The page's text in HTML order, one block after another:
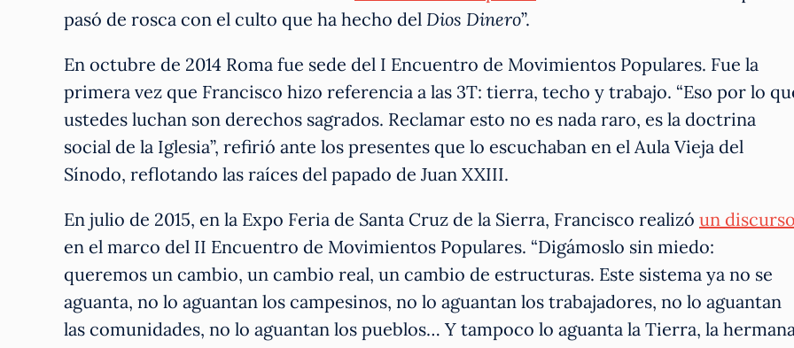
pasó de rosca con el culto que ha hecho del Dios Dinero”.
En octubre de 2014 Roma fue sede del I Encuentro de Movimientos Populares. Fue la
primera vez que Francisco hizo referencia a las 3T: tierra, techo y trabajo. “Eso por lo
ustedes luchan son derechos sagrados. Reclamar esto no es nada raro, es la doctrina
social de la Iglesia”, refirió ante los presentes que lo escuchaban en el Aula Vieja del
Sínodo, reflotando las raíces del papado de Juan XXIII.
En julio de 2015, en la Expo Feria de Santa Cruz de la Sierra, Francisco realizó un
en el marco del II Encuentro de Movimientos Populares. “Digámoslo sin miedo:
queremos un cambio, un cambio real, un cambio de estructuras. Este sistema ya no se
aguanta, no lo aguantan los campesinos, no lo aguantan los trabajadores, no lo aguantan
las comunidades, no lo aguantan los pueblos… Y tampoco lo aguanta la Tierra, la